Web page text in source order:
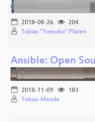
2018-08-26
204
Tobias "Tomoko" Platen
Ansible: Open
2018-11-09
183
Tobias Mende